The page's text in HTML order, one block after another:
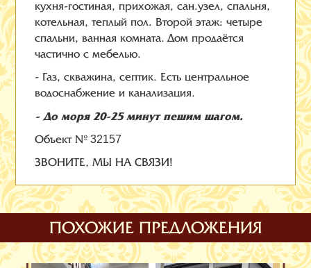
кухня-гостиная, прихожая, сан.узел, спальня,
котельная, теплый пол. Второй этаж: четыре
спальни, ванная комната. Дом продаётся
частично с мебелью.
- Газ, скважина, септик. Есть центральное
водоснабжение и канализация.
- До моря 20-25 минут пешим шагом.
Объект №32157
ЗВОНИТЕ, МЫ НА СВЯЗИ!
ПОХОЖИЕ ПРЕДЛОЖЕНИЯ